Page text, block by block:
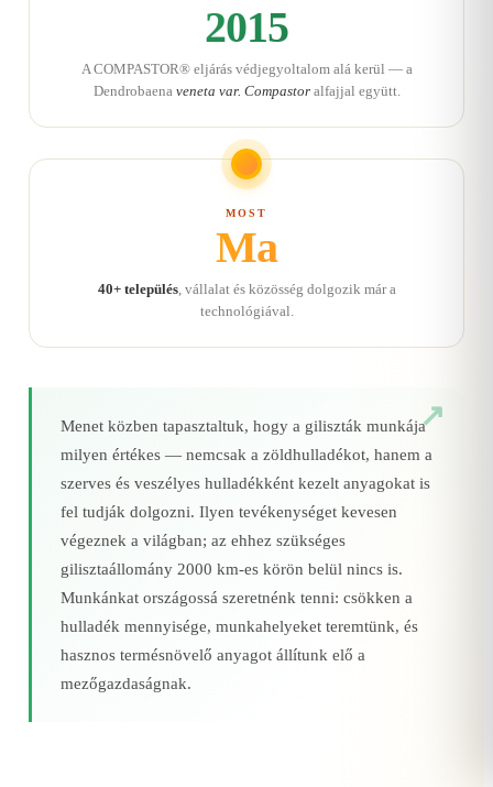
2015
A COMPASTOR® eljárás védjegyoltalom alá kerül — a
Dendrobaena veneta var. Compastoralfajjal együtt.
MOST
Ma
40+ település, vállalat és közösség dolgozik már a
technológiával.
Menet közben tapasztaltuk, hogy a giliszták munkája
milyen értékes — nemcsak a zöldhulladékot, hanem a
szerves és veszélyes hulladékként kezelt anyagokat is
fel tudják dolgozni. Ilyen tevékenységet kevesen
végeznek a világban; az ehhez szükséges
gilisztaállomány 2000 km‑es körön belül nincs is.
Munkánkat országossá szeretnénk tenni: csökken a
hulladék mennyisége, munkahelyeket teremtünk, és
hasznos termésnövelő anyagot állítunk elő a
mezőgazdaságnak.